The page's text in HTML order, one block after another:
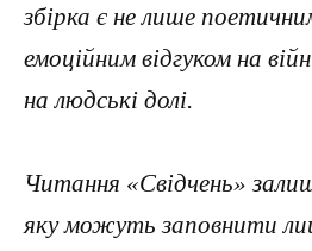
збірка є не лише
емоційним відгуком на
на людські долі.
Читання «Свідчень»
яку можуть заповнити